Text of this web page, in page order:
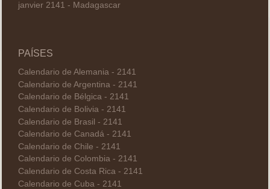
janvier 2141 - Madagascar
PAÍSES
Calendario de Alemania - 2141
Calendario de Argentina - 2141
Calendario de Bélgica - 2141
Calendario de Bolivia - 2141
Calendario de Brasil - 2141
Calendario de Canadá - 2141
Calendario de Chile - 2141
Calendario de Colombia - 2141
Calendario de Costa Rica - 2141
Calendario de Cuba - 2141